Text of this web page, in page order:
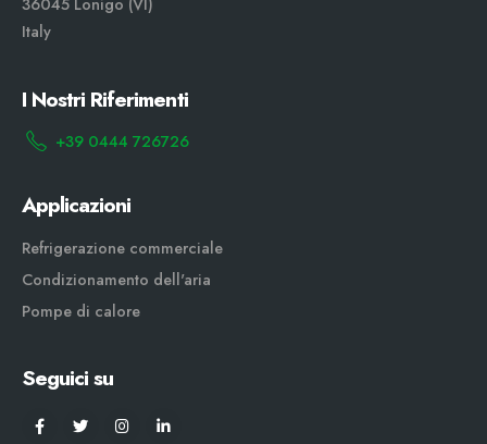
36045 Lonigo (VI)
Italy
I Nostri Riferimenti
+39 0444 726726
Applicazioni
Refrigerazione commerciale
Condizionamento dell'aria
Pompe di calore
Seguici su